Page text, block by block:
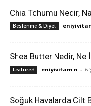
Chia Tohumu Nedir,
Beslenme & Diyet
Shea Butter Nedir, Ne
Featured eniyivitamin - 6
Soğuk Havalarda Cilt